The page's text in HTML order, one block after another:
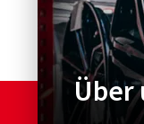
Über